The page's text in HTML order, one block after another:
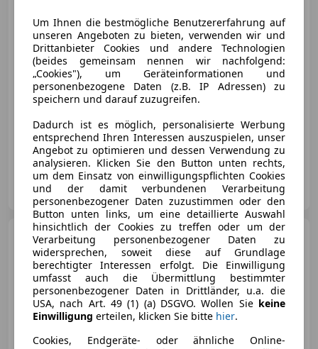
€ 15 990
09/2019 115 000 km Diesel 110 kW (150 PS)
SCHIFFNER GmbH
AT-8990 Bad Aussee
Renault CapturTCe 90
Intens
€ 16 990
Um Ihnen die bestmögliche Benutzererfahrung auf
unseren Angeboten zu bieten, verwenden wir und
Drittanbieter Cookies und andere Technologien
(beides gemeinsam nennen wir nachfolgend:
„Cookies"), um Geräteinformationen und
personenbezogene Daten (z.B. IP Adressen) zu
speichern und darauf zuzugreifen.
Dadurch ist es möglich, personalisierte Werbung
entsprechend Ihren Interessen auszuspielen, unser
Angebot zu optimieren und dessen Verwendung zu
analysieren. Klicken Sie den Button unten rechts,
um dem Einsatz von einwilligungspflichten Cookies
und der damit verbundenen Verarbeitung
personenbezogener Daten zuzustimmen oder den
Button unten links, um eine detaillierte Auswahl
hinsichtlich der Cookies zu treffen oder um der
Verarbeitung personenbezogener Daten zu
widersprechen, soweit diese auf Grundlage
berechtigter Interessen erfolgt. Die Einwilligung
umfasst auch die Übermittlung bestimmter
personenbezogener Daten in Drittländer, u.a. die
USA, nach Art. 49 (1) (a) DSGVO. Wollen Sie keine
Einwilligung erteilen, klicken Sie bitte hier.
Cookies, Endgeräte- oder ähnliche Online-